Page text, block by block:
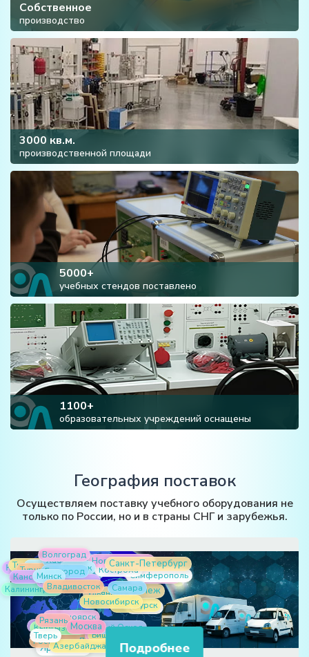
Собственное
производство
3000 кв.м.
производственной площади
5000+
учебных стендов поставлено
1100+
образовательных учреждений оснащены
География поставок
Осуществляем поставку учебного оборудования не
только по России, но и в страны СНГ и зарубежья.
Подробнее
Воронеж
Москва
Санкт-Петербург
Ярославль
Краснодар
Липецк
Казань
Серпухов
Новосибирск
Ростов-на-ДонуНижний Новгород
Тюмень
Астана
Алматы
Минск
Ташкент
Баку
Бишкек
Казахстан
Узбекистан
Турция
Израиль
Беларусь
Азербайджан
Кыргызстан
Калининград
Красноярск
Симферополь
Ульяновск
Хабаровск
Тверь
Кострома
Муром
Новороссийск
Рыльск
Курск
Самара
Рязань
Магнитогорск
Канск Белгород
Старый Оскол
Владивосток
Волгоград